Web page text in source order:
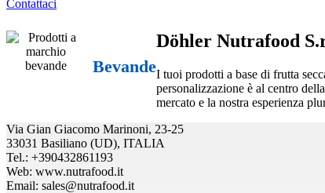
Contattaci
Bevande
Döhler Nutrafood
I tuoi prodotti a base di frutta
personalizzazione è al centro
mercato e la nostra esperienza
Via Gian Giacomo Marinoni, 23-25
33031 Basiliano (UD), ITALIA
Tel.: +390432861193
Web: www.nutrafood.it
Email: sales@nutrafood.it